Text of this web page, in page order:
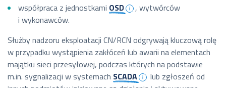
współpraca z jednostkami OSD
, wytwórców
i wykonawców.
Służby nadzoru eksploatacji CN/RCN odgrywają kluczową rolę
w przypadku wystąpienia zakłóceń lub awarii na elementach
majątku sieci przesyłowej, podczas których na podstawie
m.in. sygnalizacji w systemach SCADA
lub zgłoszeń od